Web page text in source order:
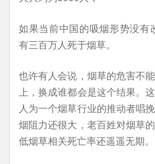
如果当前中国的吸烟形势没有
有三百万人死于烟草。
也许有人会说，烟草的危害不
上，换成谁都会是这个结果。
人为一个烟草行业的推动者唱
烟阻力还很大，老百姓对烟草
低烟草相关死亡率还遥遥无期。